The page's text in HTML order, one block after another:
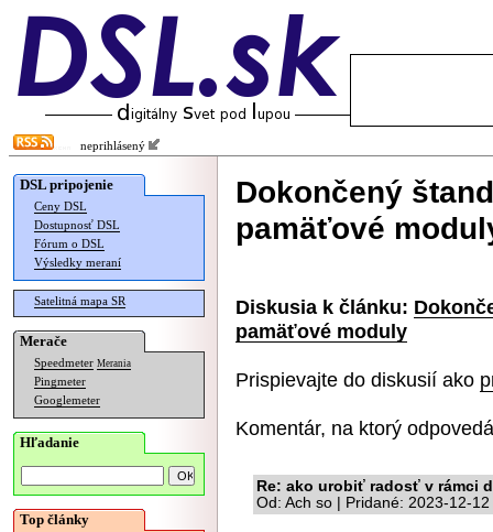
neprihlásený
DSL pripojenie
Ceny DSL
Dostupnosť DSL
Fórum o DSL
Výsledky meraní
Satelitná mapa SR
Merače
Speedmeter Merania
Pingmeter
Googlemeter
Hľadanie
Top články
Dokončený
pamäťové
Diskusia k článku:
pamäťové moduly
Prispievajte do diskusií ako
Komentár, na ktorý
Re: ako urobiť radosť v rámci
Od: Ach so | Pridané: 2023-12-